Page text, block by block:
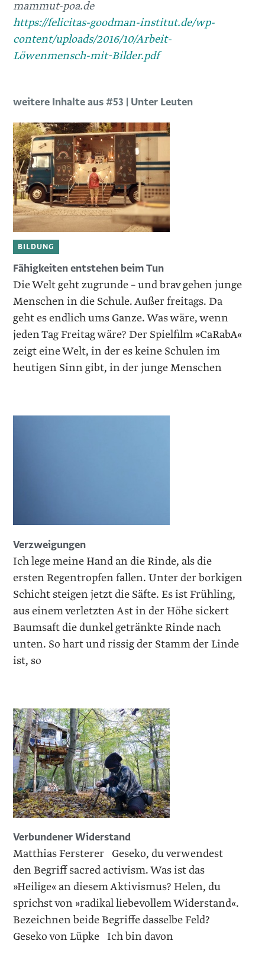
mammut-poa.de
https://felicitas-goodman-institut.de/wp-
content/uploads/2016/10/Arbeit-
Löwenmensch-mit-Bilder.pdf
weitere Inhalte aus #53 | Unter Leuten
BILDUNG
Fähigkeiten entstehen beim Tun
Die Welt geht zugrunde – und brav gehen junge
Menschen in die Schule. Außer freitags. Da
geht es endlich ums Ganze. Was wäre, wenn
jeden Tag Freitag wäre? Der Spielfilm »CaRabA«
zeigt eine Welt, in der es keine Schulen im
heutigen Sinn gibt, in der junge Menschen
Verzweigungen
Ich lege meine Hand an die Rinde, als die
ersten Regentropfen fallen. Unter der borkigen
Schicht steigen jetzt die Säfte. Es ist Frühling,
aus einem verletzten Ast in der Höhe sickert
Baumsaft die dunkel getränkte Rinde nach
unten. So hart und rissig der Stamm der Linde
ist, so
Verbundener Widerstand
Matthias Fersterer Geseko, du verwendest
den Begriff sacred activism. Was ist das
»Heilige« an diesem Aktivismus? Helen, du
sprichst von »radikal liebevollem Widerstand«.
Bezeichnen beide Begriffe dasselbe Feld?
Geseko von Lüpke Ich bin davon